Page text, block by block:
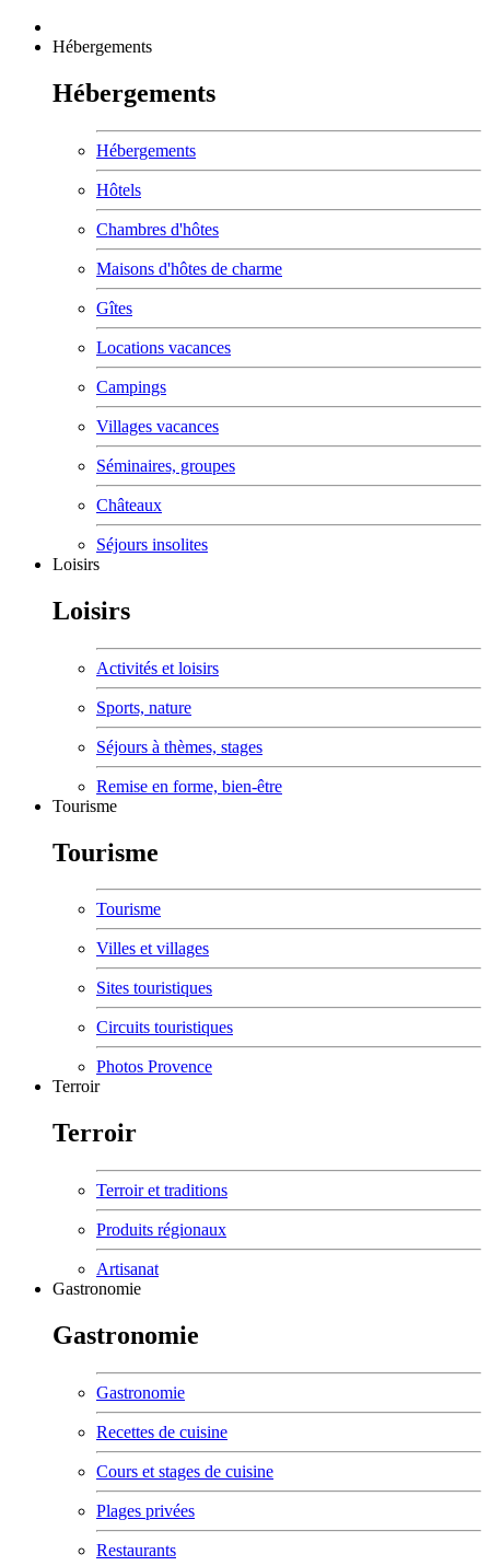
Hébergements
Hébergements
Hébergements
Hôtels
Chambres d'hôtes
Maisons d'hôtes de charme
Gîtes
Locations vacances
Campings
Villages vacances
Séminaires, groupes
Châteaux
Séjours insolites
Loisirs
Loisirs
Activités et loisirs
Sports, nature
Séjours à thèmes, stages
Remise en forme, bien-être
Tourisme
Tourisme
Tourisme
Villes et villages
Sites touristiques
Circuits touristiques
Photos Provence
Terroir
Terroir
Terroir et traditions
Produits régionaux
Artisanat
Gastronomie
Gastronomie
Gastronomie
Recettes de cuisine
Cours et stages de cuisine
Plages privées
Restaurants